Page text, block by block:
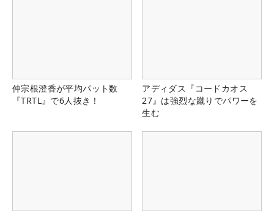
仲宗根澄香が平均パット数
『TRTL』で6人抜き！
アディダス『コードカオス
27』は強烈な蹴りでパワーを
生む